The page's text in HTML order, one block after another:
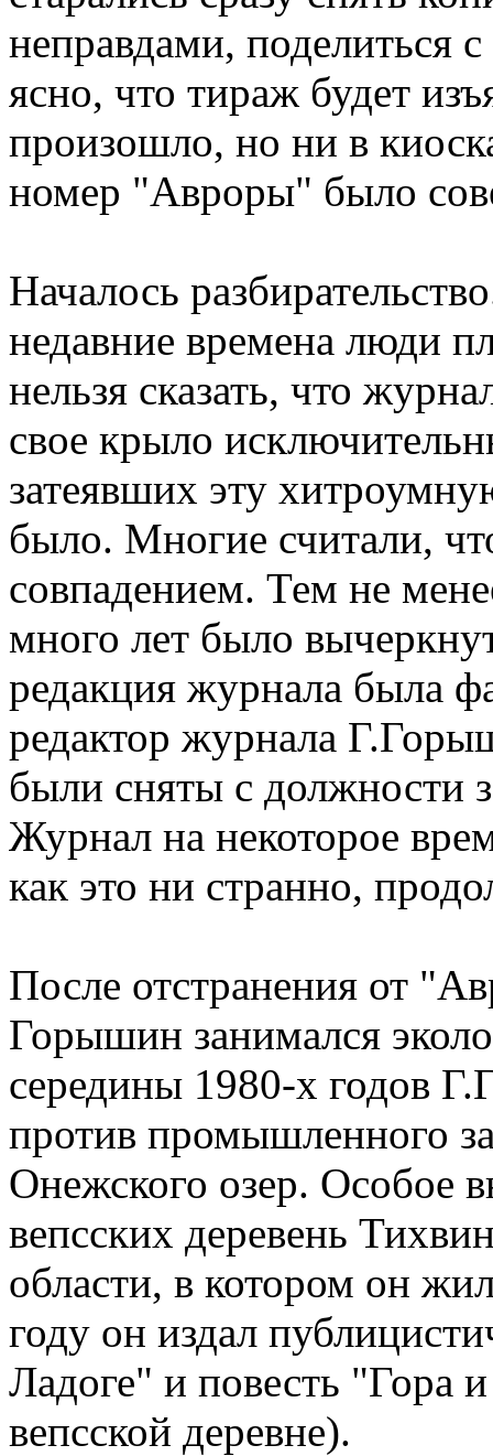
неправдами, поделиться
ясно, что тираж будет
произошло, но ни в
номер "Авроры" было
Началось
недавние времена люди
нельзя сказать, что
свое крыло
затеявших эту
было. Многие считали,
совпадением. Тем не
много лет было
редакция журнала была
редактор журнала
были сняты с должности
Журнал на некоторое
как это ни странно,
После отстранения от
Горышин занимался
середины 1980-х годов
против промышленного
Онежского озер. Особое
вепсских деревень
области, в котором он
году он издал
Ладоге" и повесть "Гора
вепсской деревне).